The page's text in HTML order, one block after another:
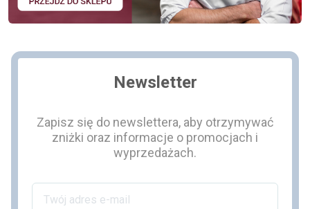
Newsletter
Zapisz się do newslettera, aby otrzymywać
zniżki oraz informacje o promocjach i
wyprzedażach.